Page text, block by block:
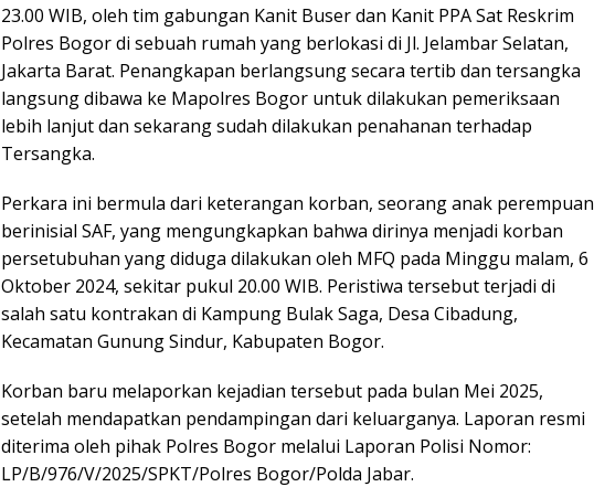
23.00 WIB, oleh tim gabungan Kanit Buser dan Kanit PPA Sat Reskrim
Polres Bogor di sebuah rumah yang berlokasi di Jl. Jelambar Selatan,
Jakarta Barat. Penangkapan berlangsung secara tertib dan tersangka
langsung dibawa ke Mapolres Bogor untuk dilakukan pemeriksaan
lebih lanjut dan sekarang sudah dilakukan penahanan terhadap
Tersangka.
Perkara ini bermula dari keterangan korban, seorang anak perempuan
berinisial SAF, yang mengungkapkan bahwa dirinya menjadi korban
persetubuhan yang diduga dilakukan oleh MFQ pada Minggu malam, 6
Oktober 2024, sekitar pukul 20.00 WIB. Peristiwa tersebut terjadi di
salah satu kontrakan di Kampung Bulak Saga, Desa Cibadung,
Kecamatan Gunung Sindur, Kabupaten Bogor.
Korban baru melaporkan kejadian tersebut pada bulan Mei 2025,
setelah mendapatkan pendampingan dari keluarganya. Laporan resmi
diterima oleh pihak Polres Bogor melalui Laporan Polisi Nomor:
LP/B/976/V/2025/SPKT/Polres Bogor/Polda Jabar.